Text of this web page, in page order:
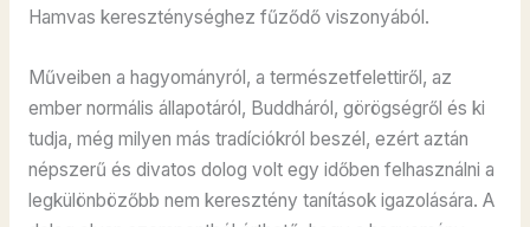
Hamvas kereszténységhez fűződő viszonyából.
Műveiben a hagyományról, a természetfelettiről, az
ember normális állapotáról, Buddháról, görögségről és ki
tudja, még milyen más tradíciókról beszél, ezért aztán
népszerű és divatos dolog volt egy időben felhasználni a
legkülönbözőbb nem keresztény tanítások igazolására. A